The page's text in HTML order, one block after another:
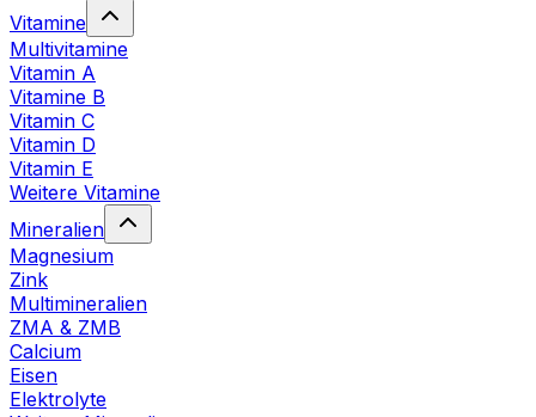
Vitamine
Multivitamine
Vitamin A
Vitamine B
Vitamin C
Vitamin D
Vitamin E
Weitere Vitamine
Mineralien
Magnesium
Zink
Multimineralien
ZMA & ZMB
Calcium
Eisen
Elektrolyte